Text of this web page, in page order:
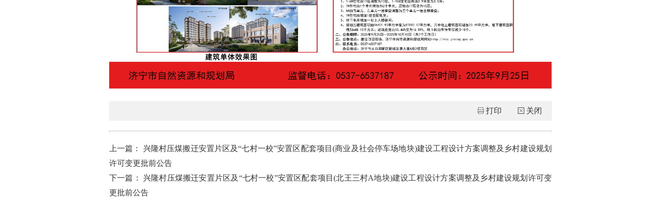
打印 关闭
上一篇： 兴隆村压煤搬迁安置片区及“七村一校”安置区配套项目(商业及社会停车场地块)建设工程设计方案调整及乡村建设规划
许可变更批前公告
下一篇： 兴隆村压煤搬迁安置片区及“七村一校”安置区配套项目(北王三村A地块)建设工程设计方案调整及乡村建设规划许可变
更批前公告